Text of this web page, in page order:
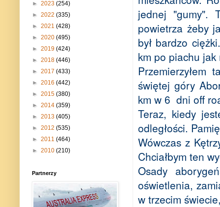
jednej "gumy".
powietrza żeby
był bardzo
km po piachu
Przemierzyłem
świętej góry
km w 6 dni off
Teraz, kiedy
odległości.
Wówczas z
Chciałbym ten
Osady
oświetlenia,
w trzecim
► 2023 (254)
► 2022 (335)
► 2021 (428)
► 2020 (495)
► 2019 (424)
► 2018 (446)
► 2017 (433)
► 2016 (442)
► 2015 (380)
► 2014 (359)
► 2013 (405)
► 2012 (535)
► 2011 (464)
► 2010 (210)
Partnerzy